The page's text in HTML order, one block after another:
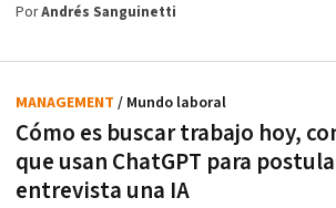
PorAndrés Sanguinetti
Cómo es buscar trabajo hoy,
que usan ChatGPT para
entrevista una IA
MANAGEMENT / Mundo laboral